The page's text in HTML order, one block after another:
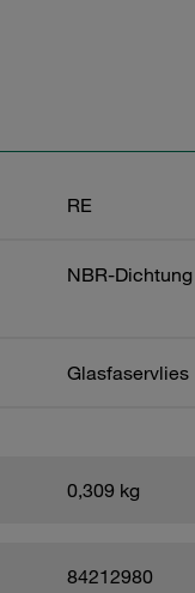
RE
NBR-Dichtung
Glasfaservlies
0,309 kg
84212980